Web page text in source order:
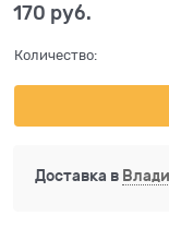
170 руб.
Количество:
Доставка в